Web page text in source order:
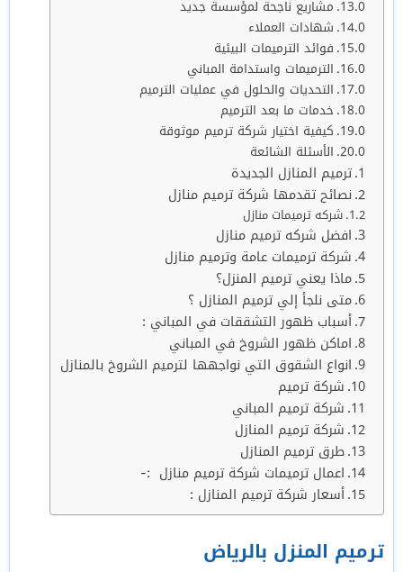
مشاريع ناجحة لمؤسسة جديد
شهادات العملاء
فوائد الترميمات البيئية
الترميمات واستدامة المباني
التحديات والحلول في عمليات الترميم
خدمات ما بعد الترميم
كيفية اختيار شركة ترميم موثوقة
الأسئلة الشائعة
ترميم المنازل الجديدة
نصائح تقدمها شركة ترميم منازل
شركه ترميمات منازل
افضل شركه ترميم منازل
شركة ترميمات عامة وترميم منازل
ماذا يعني ترميم المنزل؟
متى نلجأ إلي ترميم المنازل ؟
أسباب ظھور التشققات في المباني :
اماكن ظھور الشروخ في المباني
انواع الشقوق التي نواجهها لترميم الشروخ بالمنازل
شركة ترميم
شركة ترميم المباني
شركة ترميم المنازل
طرق ترميم المنازل
اعمال ترميمات شركة ترميم منازل :-
أسعار شركة ترميم المنازل :
ترميم المنزل بالرياض